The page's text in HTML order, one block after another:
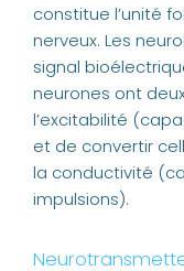
constitue l’unité
nerveux. Les
signal
neurones ont
l’excitabilité
et de convertir
la conductivité
impulsions).